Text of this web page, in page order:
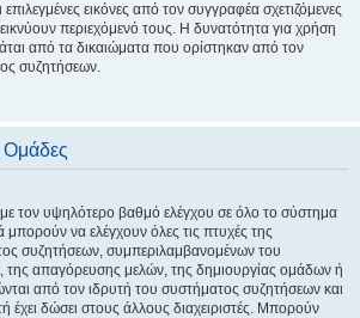
επιλεγμένες εικόνες από τον συγγραφέα σχετιζόμενες
περιεχόμενό τους. Η δυνατότητα για χρήση
από τα δικαιώματα που ορίστηκαν από τον
συζητήσεων.
Ομάδες
με τον υψηλότερο βαθμό ελέγχου σε όλο το σύστημα
να ελέγχουν όλες τις πτυχές της
συζητήσεων, συμπεριλαμβανομένων του
της απαγόρευσης μελών, της δημιουργίας ομάδων ή
από τον ιδρυτή του συστήματος συζητήσεων και
έχει δώσει στους άλλους διαχειριστές. Μπορούν